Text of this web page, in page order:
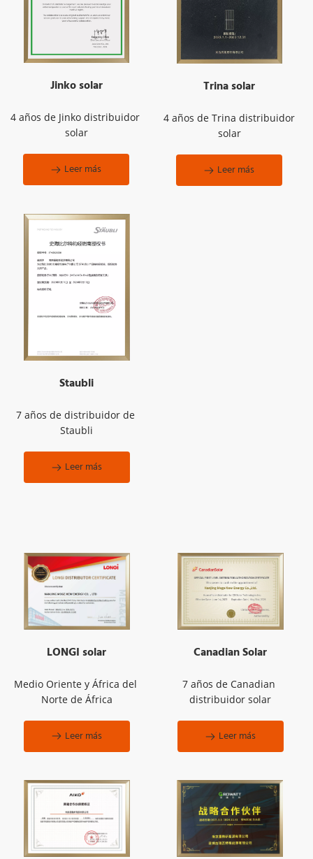
Jinko solar
4 años de Jinko distribuidor
solar
Leer más
Trina solar
4 años de Trina distribuidor
solar
Leer más
Staubli
7 años de distribuidor de
Staubli
Leer más
LONGI solar
Medio Oriente y África del
Norte de África
Leer más
Canadian Solar
7 años de Canadian
distribuidor solar
Leer más